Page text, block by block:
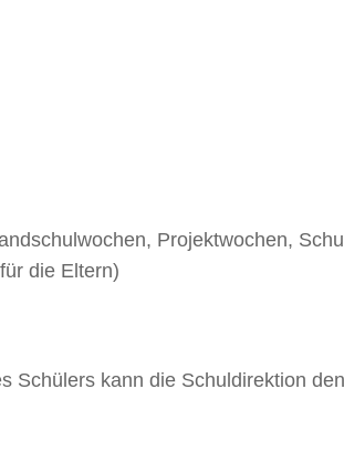
Projektwochen,
die Eltern)
Schülers kann die Schuldirektion